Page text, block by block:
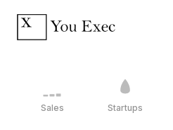
Sales Startups